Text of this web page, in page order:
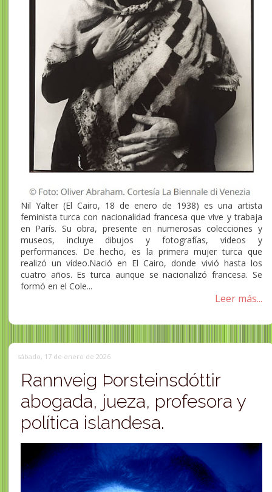
Nil Yalter (El Cairo, 18 de enero de 1938) es una artista
feminista turca con nacionalidad francesa que vive y trabaja
en París. Su obra, presente en numerosas colecciones y
museos, incluye dibujos y fotografías, videos y
performances. De hecho, es la primera mujer turca que
realizó un vídeo.Nació en El Cairo, donde vivió hasta los
cuatro años.​ Es turca aunque se nacionalizó francesa. Se
formó en el Cole...
Leer más...
sábado, 17 de enero de 2026
Rannveig Þorsteinsdóttir
abogada, jueza, profesora y
política islandesa.